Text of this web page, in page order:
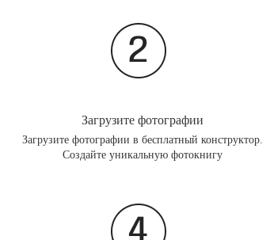
Загрузите фотографии
Загрузите фотографии в бесплатный конструктор.
Создайте уникальную фотокнигу